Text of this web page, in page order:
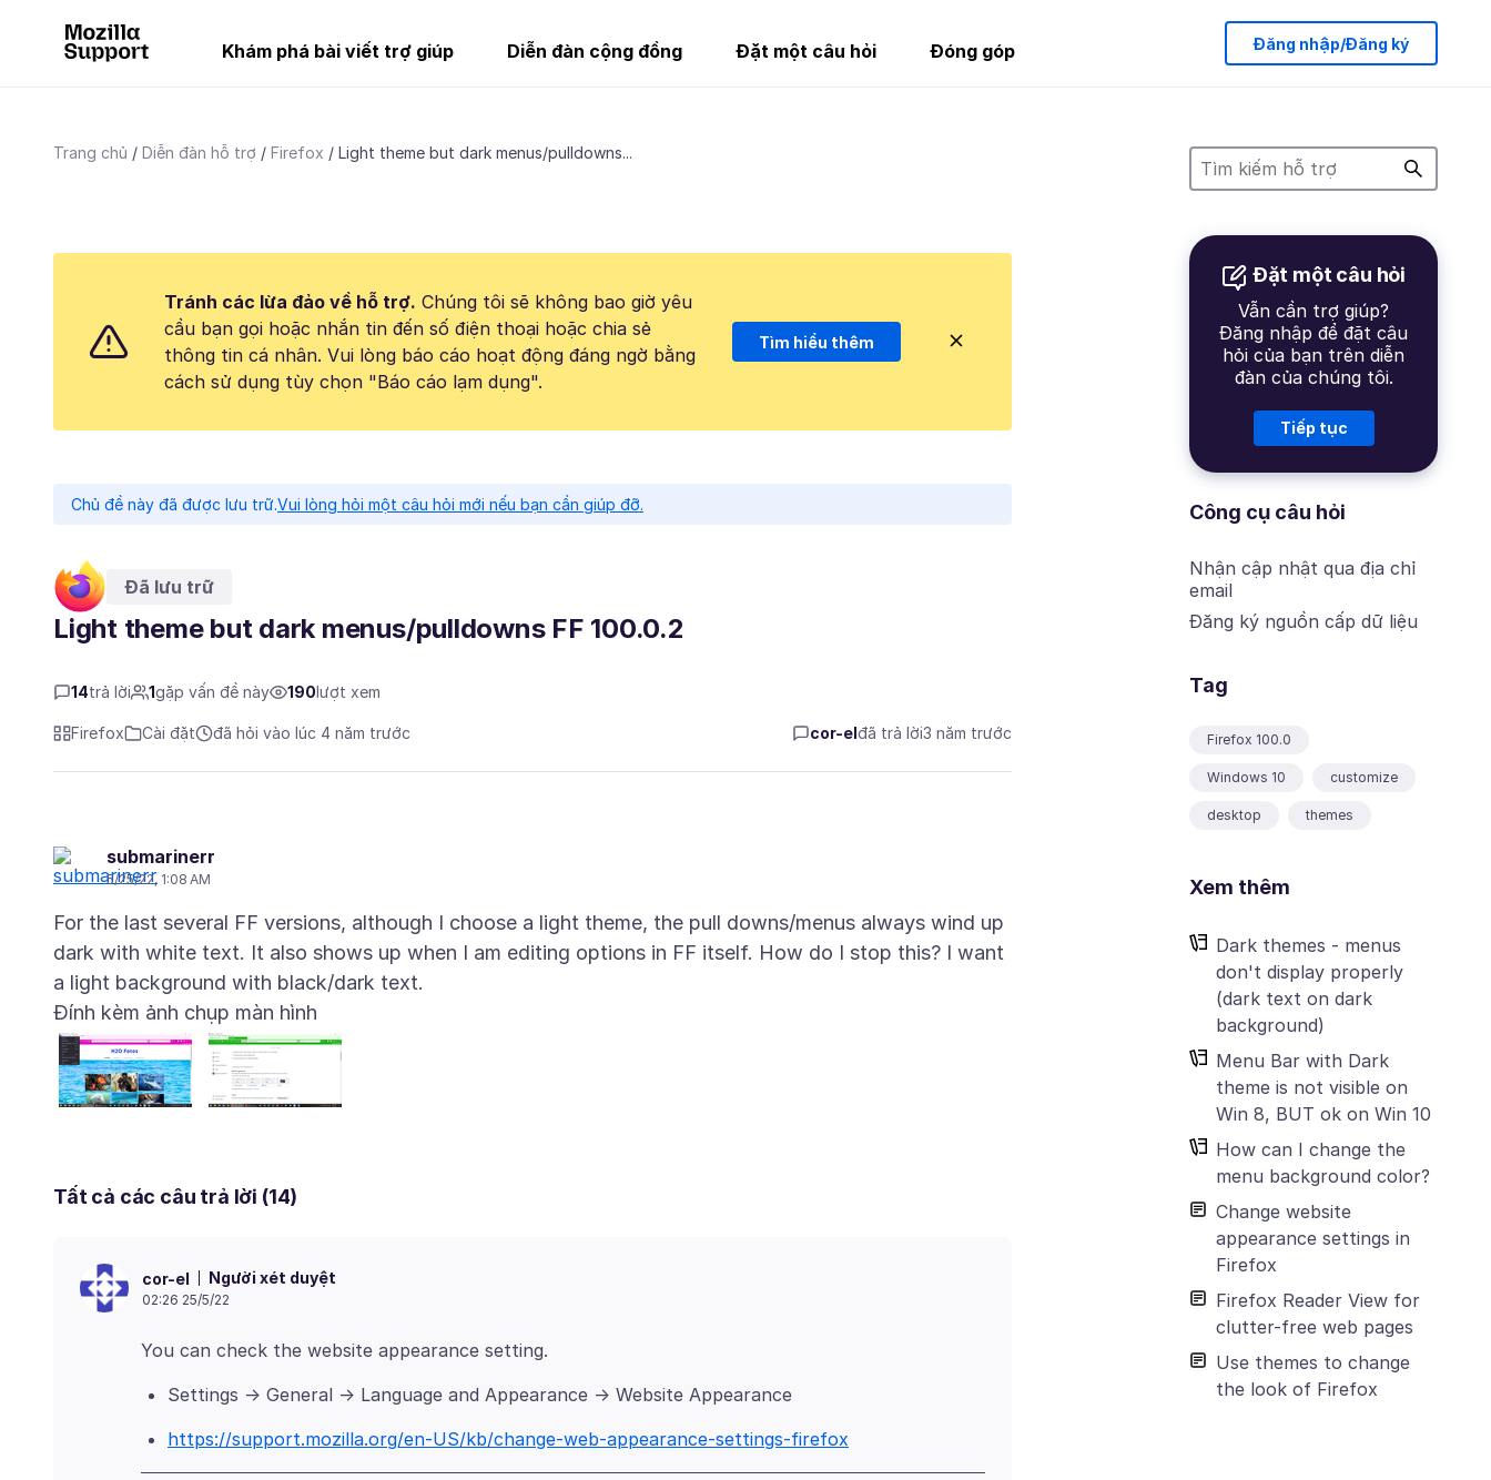
Khám phá bài viết trợ giúp Diễn đàn cộng đồng Đặt một câu hỏi Đóng góp Đăng nhập/Đăng ký
Trang chủ Diễn đàn hỗ trợ Firefox Light theme but dark menus/pulldowns...
Đặt một câu hỏi
Vẫn cần trợ giúp?
Đăng nhập để đặt câu
hỏi của bạn trên diễn
đàn của chúng tôi.
Tiếp tục
Công cụ câu hỏi
Nhận cập nhật qua địa chỉ
email
Đăng ký nguồn cấp dữ liệu
Tag
Firefox 100.0
Windows 10 customize
desktop themes
Xem thêm
Dark themes - menus
don't display properly
(dark text on dark
background)
Menu Bar with Dark
theme is not visible on
Win 8, BUT ok on Win 10
How can I change the
menu background color?
Change website
appearance settings in
Firefox
Firefox Reader View for
clutter-free web pages
Use themes to change
the look of Firefox
Tránh các lừa đảo về hỗ trợ. Chúng tôi sẽ không bao giờ yêu
cầu bạn gọi hoặc nhắn tin đến số điện thoại hoặc chia sẻ
thông tin cá nhân. Vui lòng báo cáo hoạt động đáng ngờ bằng
cách sử dụng tùy chọn "Báo cáo lạm dụng".
Tìm hiểu thêm
Chủ đề này đã được lưu trữ.Vui lòng hỏi một câu hỏi mới nếu bạn cần giúp đỡ.
Đã lưu trữ
Light theme but dark menus/pulldowns FF 100.0.2
14trả lời 1gặp vấn đề này 190 lượt xem
Firefox Cài đặt đã hỏi vào lúc 4 năm trước cor-el đã trả lời3 năm trước
submarinerr
5/25/22, 1:08 AM
For the last several FF versions, although I choose a light theme, the pull downs/menus always wind up
dark with white text. It also shows up when I am editing options in FF itself. How do I stop this? I want
Đính kèm ảnh chụp màn hình
Tất cả các câu trả lời (14)
cor-el Người xét duyệt
02:26 25/5/22
Settings -> General -> Language and Appearance -> Website Appearance
https://support.mozilla.org/en-US/kb/change-web-appearance-settings-firefox